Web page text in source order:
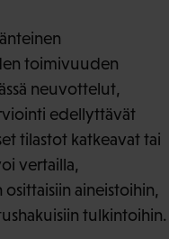
toimivuuden
neuvottelut,
edellyttävät
tilastot katkeavat tai
vertailla,
aineistoihin,
tulkintoihin.